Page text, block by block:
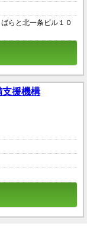
らと北一条ビル１０
援機構